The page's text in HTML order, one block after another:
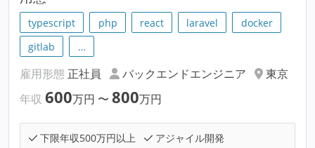
typescript php react laravel
docker
gitlab
…
雇用形態 正社員 バックエンドエンジニア
東京
年収 600万円 〜 800万円
下限年収500万円以上
アジャイル開発